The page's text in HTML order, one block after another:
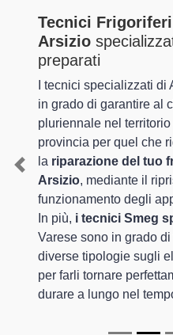
Tecnici
Arsizio
preparati
I tecnici specializzati
in grado di garantire al
pluriennale nel
provincia per quel che
la riparazione del tuo
Arsizio, mediante il
funzionamento degli
In più, i tecnici Smeg
Varese sono in grado
diverse tipologie sugli
per farli tornare
durare a lungo nel
Previous